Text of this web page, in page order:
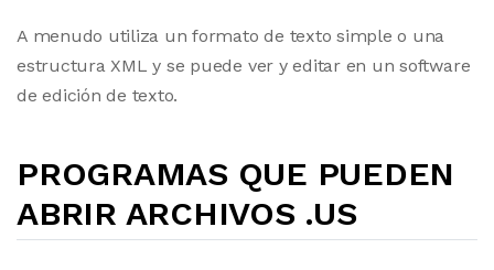
A menudo utiliza un formato de texto simple o una
estructura XML y se puede ver y editar en un software
de edición de texto.
PROGRAMAS QUE PUEDEN
ABRIR ARCHIVOS .US